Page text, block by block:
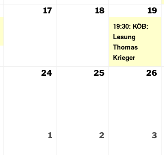
17 18
19
19:30: KÖB:
Lesung
Thomas
Krieger
24 25 26
1 2 3